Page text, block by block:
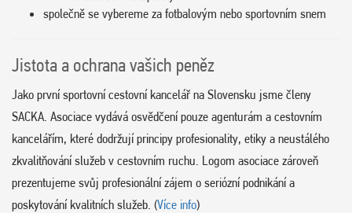
společně se vybereme za fotbalovým nebo sportovním snem
Jistota a ochrana vašich peněz
Jako první sportovní cestovní kancelář na Slovensku jsme členy
SACKA. Asociace vydává osvědčení pouze agenturám a cestovním
kancelářím, které dodržují principy profesionality, etiky a neustálého
zkvalitňování služeb v cestovním ruchu. Logom asociace zároveň
prezentujeme svůj profesionální zájem o seriózní podnikání a
poskytování kvalitních služeb. (Více info)